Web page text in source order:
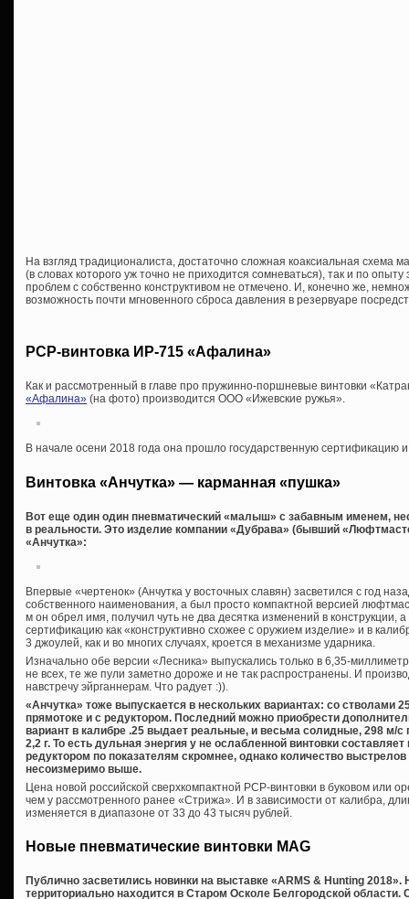
На взгляд традиционалиста, достаточно сложная коаксиальная схема
(в словах которого уж точно не приходится сомневаться), так и по
проблем с собственно конструктивом не отмечено. И, конечно же,
возможность почти мгновенного сброса давления в резервуаре
PCP-винтовка ИР-715 «Афалина»
Как и рассмотренный в главе про пружинно-поршневые винтовки
«Афалина» (на фото) производится ООО «Ижевские ружья».
В начале осени 2018 года она прошло государственную сертификацию
Винтовка «Анчутка» — карманная «пушка»
Вот еще один один пневматический «малыш» с забавным именем,
в реальности. Это изделие компании «Дубрава» (бывший
«Анчутка»:
Впервые «чертенок» (Анчутка у восточных славян) засветился с год
собственного наименования, а был просто компактной версией
м он обрел имя, получил чуть не два десятка изменений в конструкции,
сертификацию как «конструктивно схожее с оружием изделие» и в
3 джоулей, как и во многих случаях, кроется в механизме ударника.
Изначально обе версии «Лесника» выпускались только в 6,35-
не всех, те же пули заметно дороже и не так распространены. И
навстречу эйрганнерам. Что радует :)).
«Анчутка» тоже выпускается в нескольких вариантах: со стволами
прямотоке и с редуктором. Последний можно приобрести
вариант в калибре .25 выдает реальные, и весьма солидные, 298 м/
2,2 г. То есть дульная энергия у не ослабленной винтовки
редуктором по показателям скромнее, однако количество
несоизмеримо выше.
Цена новой российской сверхкомпактной PCP-винтовки в буковом или
чем у рассмотренного ранее «Стрижа». И в зависимости от калибра,
изменяется в диапазоне от 33 до 43 тысяч рублей.
Новые пневматические винтовки MAG
Публично засветились новинки на выставке «ARMS & Hunting 2018».
территориально находится в Старом Осколе Белгородской